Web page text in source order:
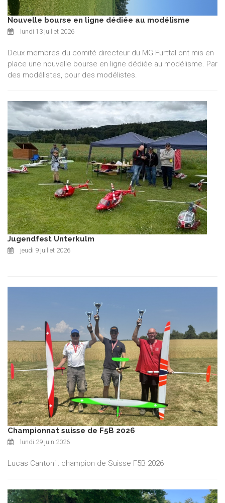
Nouvelle bourse en ligne dédiée au modélisme
lundi 13 juillet 2026
Deux membres du comité directeur du MG Furttal ont mis en
place une nouvelle bourse en ligne dédiée au modélisme. Par
des modélistes, pour des modélistes.
Jugendfest Unterkulm
jeudi 9 juillet 2026
Championnat suisse de F5B 2026
lundi 29 juin 2026
Lucas Cantoni : champion de Suisse F5B 2026